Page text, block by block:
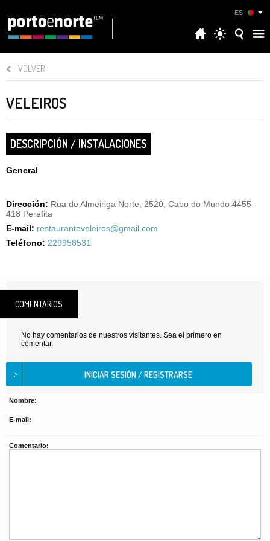
ES
VOLVER
VELEIROS
DESCRIPCIÓN / INSTALACIONES
General
Dirección: Rua de Almeiriga Norte, 2520, Cabo do Mundo 4455-
418 Perafita
E-mail: restauranteveleiros@gmail.com
Teléfono: 229958531
COMENTARIOS
No hay comentarios de nuestros visitantes. Sea el primero en
comentar.
Nombre:
E-mail:
Comentario: